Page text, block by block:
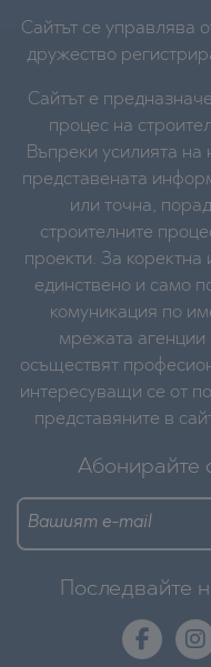
Сайтът се управлява
дружество
Сайтът е
процес на
Въпреки усилията
представената
или точна,
строителните
проекти. За
единствено и само
комуникация по
мрежата агенции
осъществят
интересуващи се от
представяните в
Абонирайте
Последвайте